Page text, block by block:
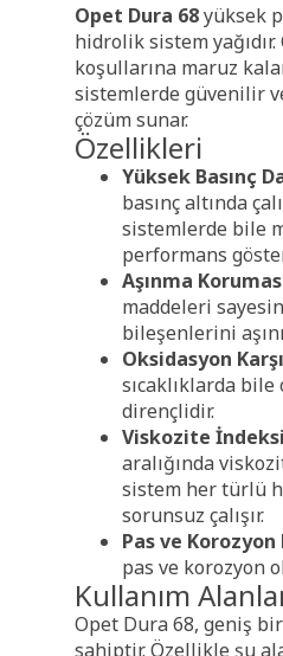
Opet Dura 68yüksek
hidrolik sistem
koşullarına maruz
sistemlerde güvenilir
çözüm sunar.
Özellikleri
Yüksek Basınç
basınç altında
sistemlerde bile
performans
Aşınma
maddeleri
bileşenlerini
Oksidasyon
sıcaklıklarda bile
dirençlidir.
Viskozite
aralığında
sistem her türlü
sorunsuz çalışır.
Pas ve Korozyon
pas ve korozyon
Kullanım
Opet Dura 68, geniş
sahiptir. Özellikle şu